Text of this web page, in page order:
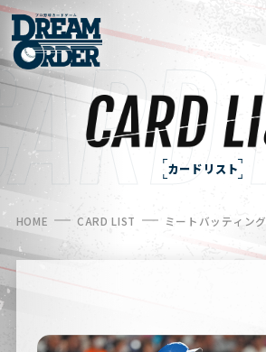
カードリスト
HOME CARD LIST ミートバッティング